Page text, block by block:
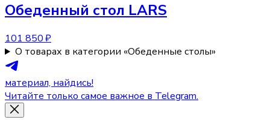
Обеденный стол LARS
101 850 ₽
О товарах в категории «Обеденные столы»
материал, найдись!
Читайте только самое важное в Telegram.